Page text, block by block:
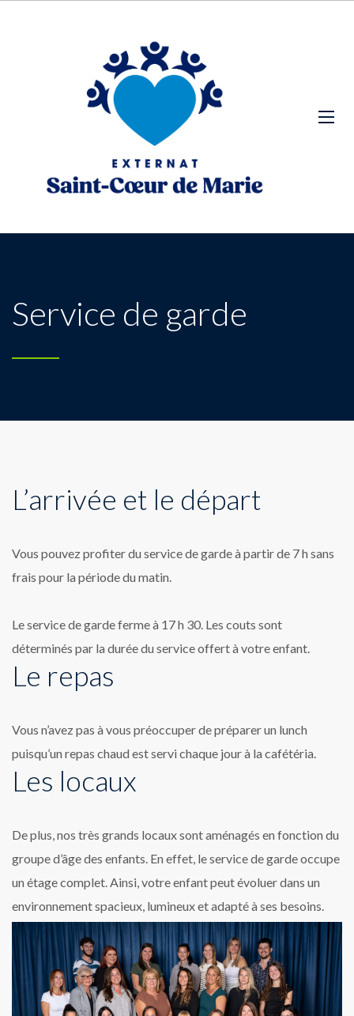
Service de garde
L’arrivée et le départ
Vous pouvez profiter du service de garde à partir de 7 h sans
frais pour la période du matin.
Le service de garde ferme à 17 h 30. Les couts sont
déterminés par la durée du service offert à votre enfant.
Le repas
Vous n’avez pas à vous préoccuper de préparer un lunch
puisqu’un repas chaud est servi chaque jour à la cafétéria.
Les locaux
De plus, nos très grands locaux sont aménagés en fonction du
groupe d’âge des enfants. En effet, le service de garde occupe
un étage complet. Ainsi, votre enfant peut évoluer dans un
environnement spacieux, lumineux et adapté à ses besoins.